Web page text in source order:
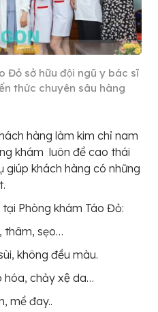
Đỏ sở hữu đội ngũ y bác sĩ
thức chuyên sâu hàng
hàng làm kim chỉ nam
khám luôn đề cao thái
giúp khách hàng có những
Phòng khám Táo Đỏ:
thâm, sẹo…
không đều màu.
hóa, chảy xệ da…
mề đay..